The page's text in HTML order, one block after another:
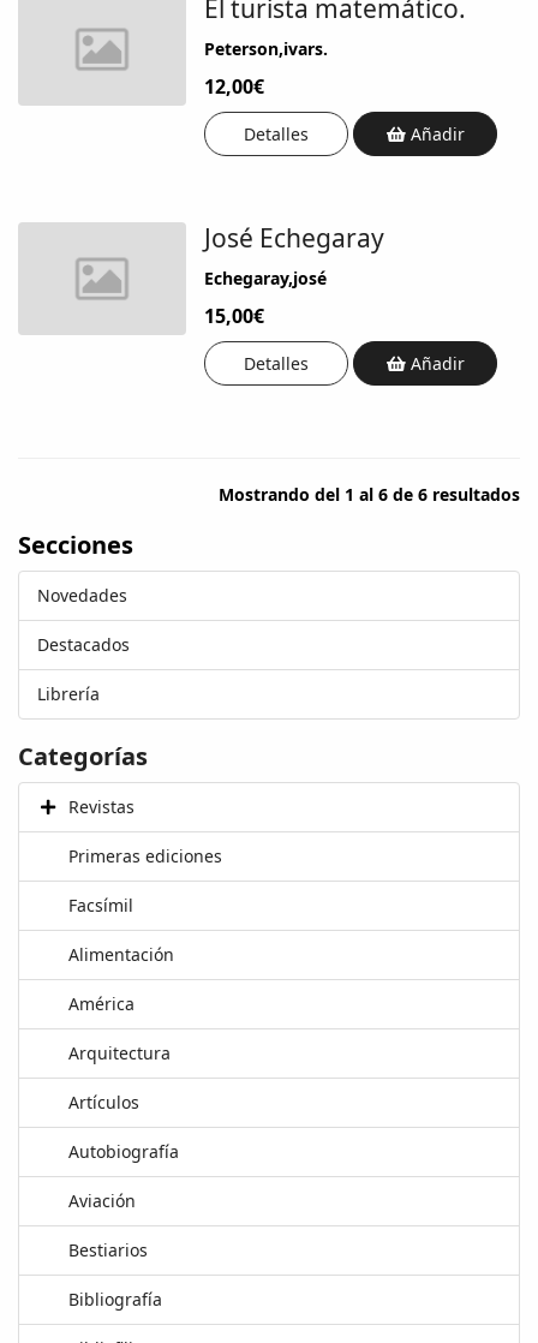
El turista matemático.
Peterson,ivars.
12,00€
Detalles Añadir
José Echegaray
Echegaray,josé
15,00€
Detalles Añadir
Mostrando del 1 al 6 de 6 resultados
Secciones
Novedades
Destacados
Librería
Categorías
Revistas
Primeras ediciones
Facsímil
Alimentación
América
Arquitectura
Artículos
Autobiografía
Aviación
Bestiarios
Bibliografía